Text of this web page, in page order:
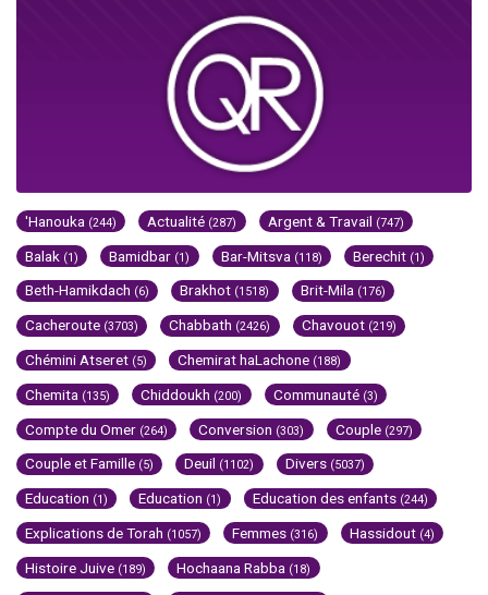
'Hanouka (244) Actualité (287) Argent & Travail (747)
Balak (1) Bamidbar (1) Bar-Mitsva (118) Berechit (1)
Beth-Hamikdach (6) Brakhot (1518) Brit-Mila (176)
Cacheroute (3703) Chabbath (2426) Chavouot (219)
Chémini Atseret (5) Chemirat haLachone (188)
Chemita (135) Chiddoukh (200) Communauté (3)
Compte du Omer (264) Conversion (303) Couple (297)
Couple et Famille (5) Deuil (1102) Divers (5037)
Education (1) Education (1) Education des enfants (244)
Explications de Torah (1057) Femmes (316) Hassidout (4)
Histoire Juive (189) Hochaana Rabba (18)